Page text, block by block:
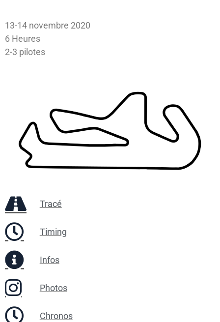
13-14 novembre 2020
6 Heures
2-3 pilotes
Tracé
Timing
Infos
Photos
Chronos